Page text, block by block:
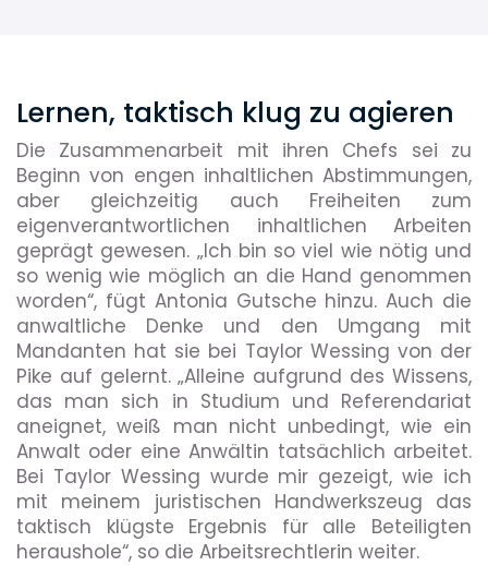
Lernen, taktisch klug zu agieren
Die Zusammenarbeit mit ihren Chefs sei zu
Beginn von engen inhaltlichen Abstimmungen,
aber gleichzeitig auch Freiheiten zum
eigenverantwortlichen inhaltlichen Arbeiten
geprägt gewesen. „Ich bin so viel wie nötig und
so wenig wie möglich an die Hand genommen
worden“, fügt Antonia Gutsche hinzu. Auch die
anwaltliche Denke und den Umgang mit
Mandanten hat sie bei Taylor Wessing von der
Pike auf gelernt. „Alleine aufgrund des Wissens,
das man sich in Studium und Referendariat
aneignet, weiß man nicht unbedingt, wie ein
Anwalt oder eine Anwältin tatsächlich arbeitet.
Bei Taylor Wessing wurde mir gezeigt, wie ich
mit meinem juristischen Handwerkszeug das
taktisch klügste Ergebnis für alle Beteiligten
heraushole“, so die Arbeitsrechtlerin weiter.